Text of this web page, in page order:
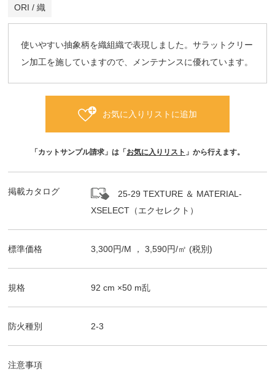
ORI / 織
使いやすい抽象柄を織組織で表現しました。サラットクリー
ン加工を施していますので、メンテナンスに優れています。
お気に入りリストに追加
「カットサンプル請求」は「 お気に入りリスト 」から行えます。
掲載カタログ
25-29 TEXTURE ＆ MATERIAL-
XSELECT（エクセレクト）
標準価格 3,300円/M ，3,590円/㎡ (税別)
規格 92 cm ×50 m乱
防火種別 2-3
注意事項